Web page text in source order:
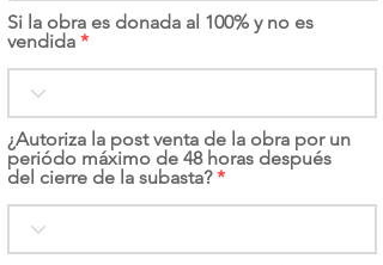
Si la obra es donada al 100% y no es
vendida
¿Autoriza la post venta de la obra por un
periódo máximo de 48 horas después
del cierre de la subasta?